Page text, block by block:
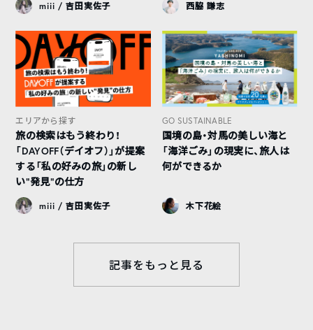
miii / 吉田実佐子 西脇 謙志
エリアから探す
旅の検索はもう終わり！
「DAYOFF（デイオフ）」が提案
する「私の好みの旅」の新し
い“発見”の仕方
miii / 吉田実佐子
GO SUSTAINABLE
国境の島・対馬の美しい海と
「海洋ごみ」の現実に、旅人は
何ができるか
木下花絵
記事をもっと見る